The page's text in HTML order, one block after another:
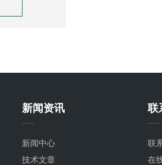
新闻资讯
新闻中心
技术文章
联
联
在